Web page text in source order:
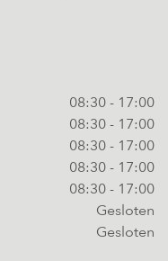
08:30- 17:00
08:30- 17:00
08:30- 17:00
08:30- 17:00
08:30- 17:00
Gesloten
Gesloten